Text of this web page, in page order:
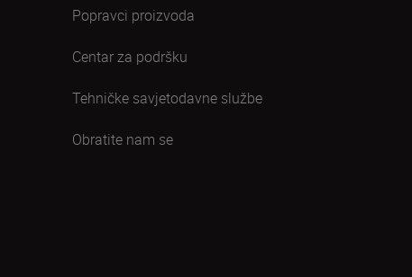
Popravci proizvoda
Centar za podršku
Tehničke savjetodavne službe
Obratite nam se